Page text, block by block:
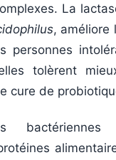
La
, améliore
personnes
tolèrent
cure de
bactériennes